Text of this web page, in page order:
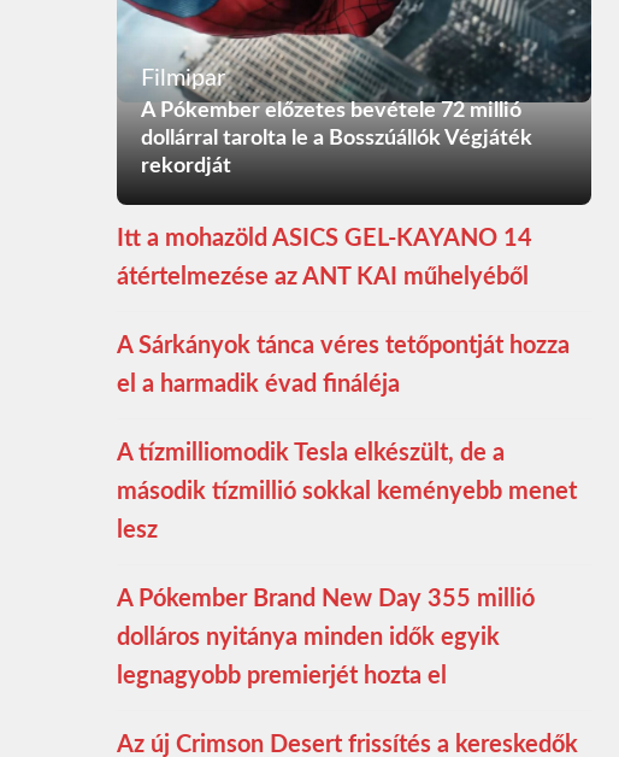
Filmipar
A Pókember előzetes bevétele 72 millió
dollárral tarolta le a Bosszúállók Végjáték
rekordját
Itt a mohazöld ASICS GEL-KAYANO 14
átértelmezése az ANT KAI műhelyéből
A Sárkányok tánca véres tetőpontját hozza
el a harmadik évad fináléja
A tízmilliomodik Tesla elkészült, de a
második tízmillió sokkal keményebb menet
lesz
A Pókember Brand New Day 355 millió
dolláros nyitánya minden idők egyik
legnagyobb premierjét hozta el
Az új Crimson Desert frissítés a kereskedők